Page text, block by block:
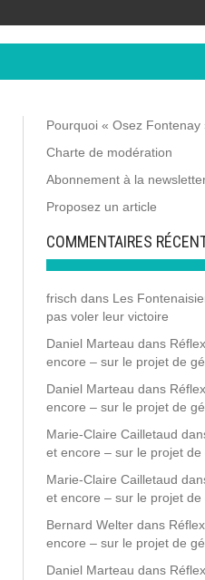
Pourquoi « Osez Fontenay
Charte de modération
Abonnement à la
Proposez un article
COMMENTAIRES
frisch dans Les
pas voler leur victoire
Daniel Marteau dans
encore – sur le projet de
Daniel Marteau dans
encore – sur le projet de
Marie-Claire Cailletaud
et encore – sur le projet de
Marie-Claire Cailletaud
et encore – sur le projet de
Bernard Welter dans
encore – sur le projet de
Daniel Marteau dans